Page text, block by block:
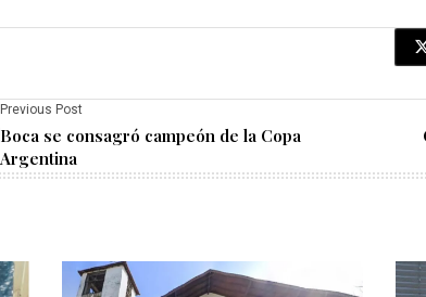
Previous Post
Boca se consagró campeón de la Copa
Argentina